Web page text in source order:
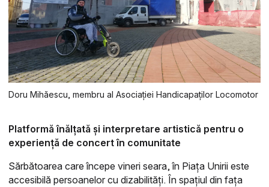
Doru Mihăescu, membru al Asociației Handicapaților Locomotor
Platformă înălțată și interpretare artistică pentru o
experiență de concert în comunitate
Sărbătoarea care începe vineri seara, în Piața Unirii este
accesibilă persoanelor cu dizabilități. În spațiul din fața